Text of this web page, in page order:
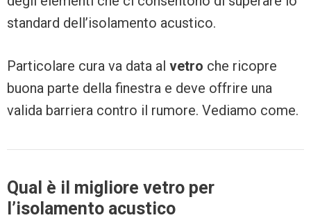
standard dell’isolamento acustico.
Particolare cura va data al vetro che ricopre
buona parte della finestra e deve offrire una
valida barriera contro il rumore. Vediamo come.
Qual è il migliore vetro per
l’isolamento acustico